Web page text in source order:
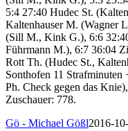
5:4 27:40 Hudec St.
Kaltenhauser M. (Wagner
(Sill M., Kink G.), 6:6
Führmann M.), 6:7 36:04
Rott Th. (Hudec St.,
Sonthofen 11 Strafminuten
Ph. Check gegen das
Zuschauer: 778.
Gö - Michael Gößl2016-